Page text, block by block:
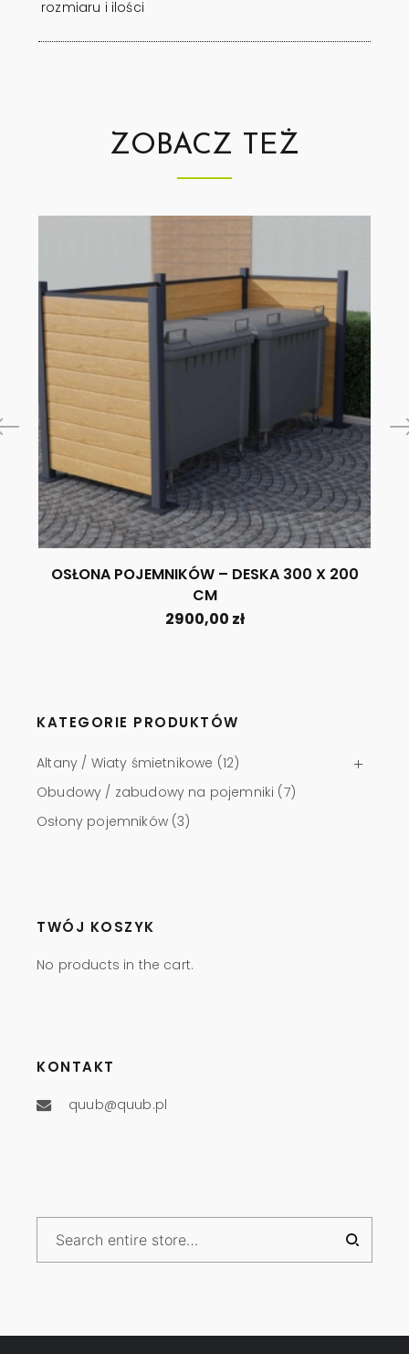
rozmiaru i ilości
ZOBACZ TEŻ
OSŁONA POJEMNIKÓW – DESKA 300 X 200
CM
2900,00 zł
KATEGORIE PRODUKTÓW
Altany / Wiaty śmietnikowe (12)
Obudowy / zabudowy na pojemniki (7)
Osłony pojemników (3)
TWÓJ KOSZYK
No products in the cart.
KONTAKT
quub@quub.pl